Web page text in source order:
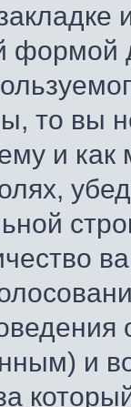
формой
то вы
и
и